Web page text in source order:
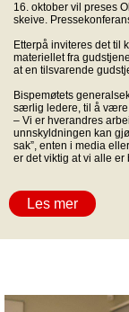
16. oktober vil preses
skeive.
Etterpå inviteres det til
materiellet fra
at en tilsvarende
Bispemøtets
særlig ledere, til å være
– Vi er hverandres
unnskyldningen kan
sak”, enten i media
er det viktig at vi alle
Les mer